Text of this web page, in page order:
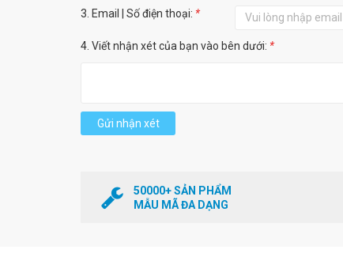
3. Email | Số điện thoại: *
4. Viết nhận xét của bạn vào bên dưới: *
Gửi nhận xét
50000+ SẢN PHẨM
MẪU MÃ ĐA DẠNG